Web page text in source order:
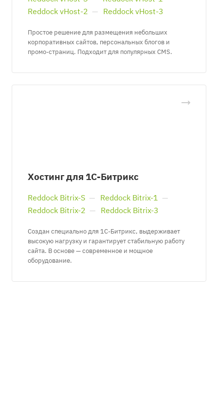
Reddock vHost-2 — Reddock vHost-3
Простое решение для размещения небольших
корпоративных сайтов, персональных блогов и
промо-страниц. Подходит для популярных CMS.
Хостинг для 1С-Битрикс
Reddock Bitrix-S — Reddock Bitrix-1 —
Reddock Bitrix-2 — Reddock Bitrix-3
Создан специально для 1С-Битрикс, выдерживает
высокую нагрузку и гарантирует стабильную работу
сайта. В основе — современное и мощное
оборудование.